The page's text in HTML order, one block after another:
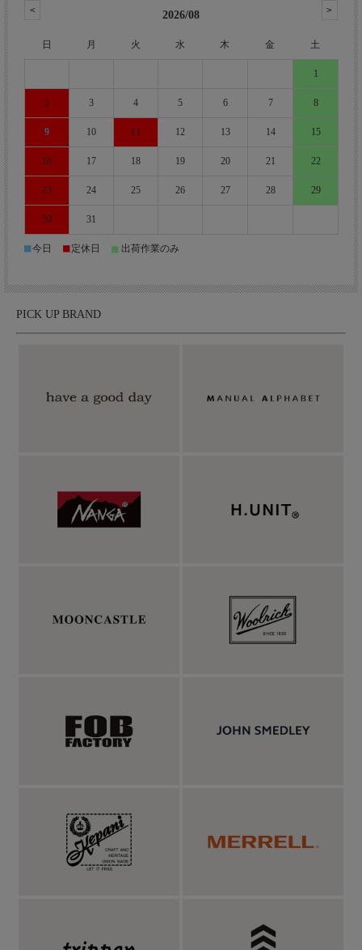
2026/08
日 月 火 水 木 金 土
1
2 3 4 5 6 7 8
9 10 11 12 13 14 15
16 17 18 19 20 21 22
23 24 25 26 27 28 29
30 31
■今日 ■ 定休日 ■ 出荷作業のみ
PICK UP BRAND